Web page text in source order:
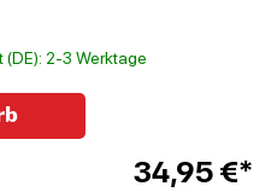
2-3 Werktage
34,95 €*